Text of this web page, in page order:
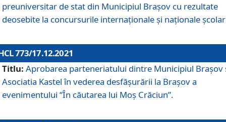
preuniversitar de stat din Municipiul Brașov cu rezultate
deosebite la concursurile internaționale și naționale
773/17.12.2021
Titlu: Aprobarea parteneriatului dintre Municipiul Brașov
Asociatia Kastel în vederea desfăşurării la Brașov a
evenimentului “În căutarea lui Moș Crăciun”.